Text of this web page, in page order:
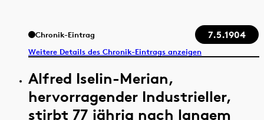
Chronik-Eintrag 7.5.1904
Weitere Details des Chronik-Eintrags anzeigen
Alfred IseIin-Merian,
hervorragender Industrieller,
stirbt 77 jährig nach langem